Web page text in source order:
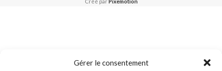
Gérer le consentement